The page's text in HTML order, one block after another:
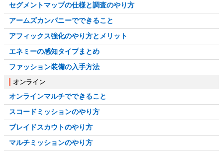
セグメントマップの仕様と調査のやり方
アームズカンパニーでできること
アフィックス強化のやり方とメリット
エネミーの感知タイプまとめ
ファッション装備の入手方法
オンライン
オンラインマルチでできること
スコードミッションのやり方
ブレイドスカウトのやり方
マルチミッションのやり方